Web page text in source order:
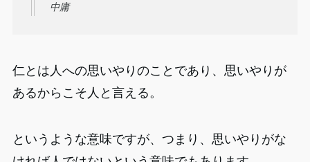
中庸
仁とは人への思いやりのことであり、思いやりが
あるからこそ人と言える。
というような意味ですが、つまり、思いやりがな